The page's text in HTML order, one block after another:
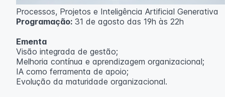
Processos, Projetos e Inteligência Artificial Generativa
Programação: 31 de agosto das 19h às 22h
Ementa
Visão integrada de gestão;
Melhoria contínua e aprendizagem organizacional;
IA como ferramenta de apoio;
Evolução da maturidade organizacional.